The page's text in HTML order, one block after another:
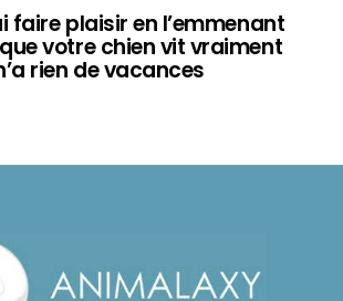
faire plaisir en l’emmenant
votre chien vit vraiment
rien de vacances